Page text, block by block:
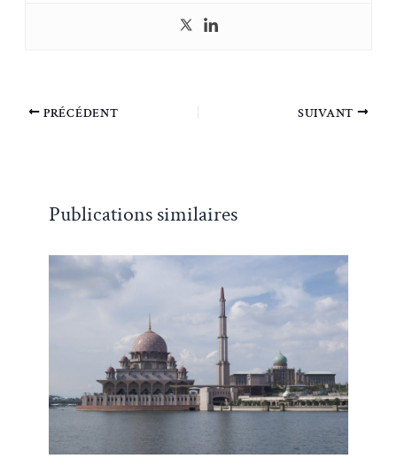
PRÉCÉDENT SUIVANT
Publications similaires